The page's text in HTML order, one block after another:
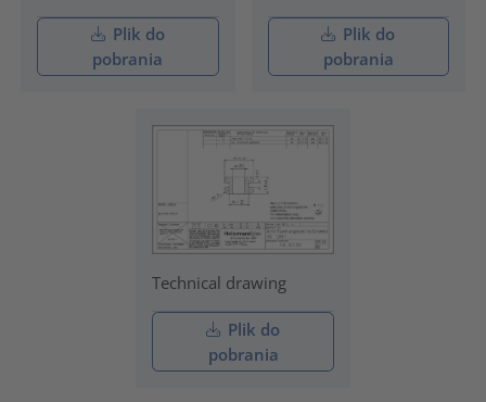
Plik do
pobrania
Plik do
pobrania
Technical drawing
Plik do
pobrania